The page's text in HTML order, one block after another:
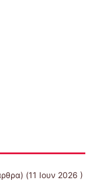
(11 Ιουν 2026 )